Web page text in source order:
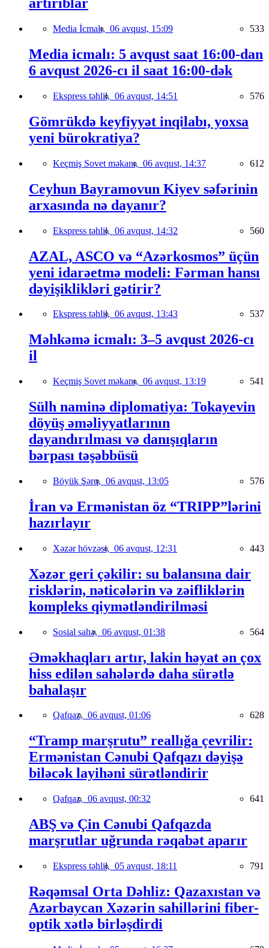
artırıblar
Media İcmalı, 06 avqust, 15:09 533
Media icmalı: 5 avqust saat 16:00-dan
6 avqust 2026-cı il saat 16:00-dək
Ekspress təhlil, 06 avqust, 14:51 576
Gömrükdə keyfiyyət inqilabı, yoxsa
yeni bürokratiya?
Keçmiş Sovet məkanı, 06 avqust, 14:37 612
Ceyhun Bayramovun Kiyev səfərinin
arxasında nə dayanır?
Ekspress təhlil, 06 avqust, 14:32 560
AZAL, ASCO və “Azərkosmos” üçün
yeni idarəetmə modeli: Fərman hansı
dəyişiklikləri gətirir?
Ekspress təhlil, 06 avqust, 13:43 537
Məhkəmə icmalı: 3–5 avqust 2026-cı
il
Keçmiş Sovet məkanı, 06 avqust, 13:19 541
Sülh naminə diplomatiya: Tokayevin
döyüş əməliyyatlarının
dayandırılması və danışıqların
bərpası təşəbbüsü
Böyük Şərq, 06 avqust, 13:05 576
İran və Ermənistan öz “TRIPP”lərini
hazırlayır
Xəzər hövzəsi, 06 avqust, 12:31 443
Xəzər geri çəkilir: su balansına dair
risklərin, nəticələrin və zəifliklərin
kompleks qiymətləndirilməsi
Sosial sahə, 06 avqust, 01:38 564
Əməkhaqları artır, lakin həyat ən çox
hiss edilən sahələrdə daha sürətlə
bahalaşır
Qafqaz, 06 avqust, 01:06 628
“Tramp marşrutu” reallığa çevrilir:
Ermənistan Cənubi Qafqazı dəyişə
biləcək layihəni sürətləndirir
Qafqaz, 06 avqust, 00:32 641
ABŞ və Çin Cənubi Qafqazda
marşrutlar uğrunda rəqabət aparır
Ekspress təhlil, 05 avqust, 18:11 791
Rəqəmsal Orta Dəhliz: Qazaxıstan və
Azərbaycan Xəzərin sahillərini fiber-
optik xətlə birləşdirdi